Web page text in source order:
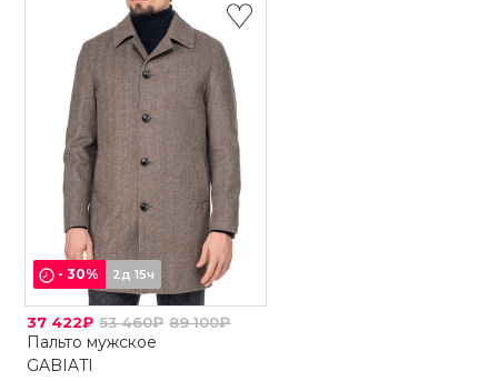
-30% 2д 15ч
37 422₽ 53 460₽ 89 100₽
Пальто мужское
GABIATI